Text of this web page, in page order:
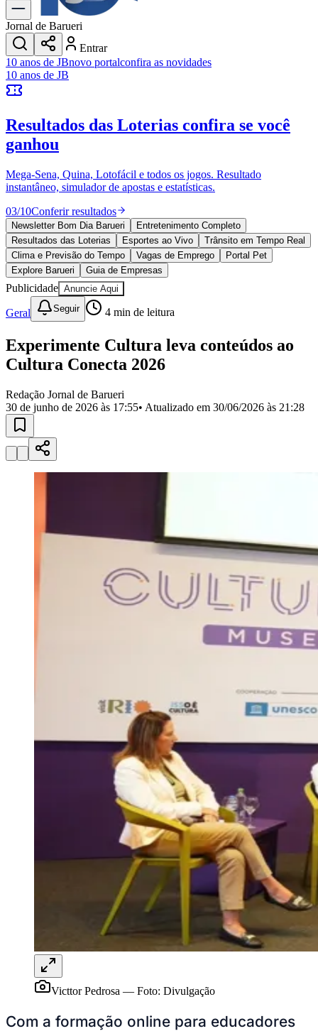
Dia a Dia & Lazer
Transportes
Gastronomia
Cinema & Shows
JogosNovo
Anuncie no Portal
Cadastrar Empresa
Divulgar Vagas
Política
Esportes
Saúde
Segurança
Cultura
Meio Ambiente
Obras
Educação
Bairros de Barueri
Selecione sua regiãoPara notícias da sua região
JubranBelvalBethavilleBoa
VistaCalifórnia CarapicuíbaCentroChácaras MarcoCidades da
Região
Militar
Califórnia Jardim dos Altos
Esperança Jardim Graziela
Jardim Paulista
Jardim São Silvestre
Nova Aldeinha
Parque Santa Luzia
do Bom JesusRecanto Phrynéa
Santana de
Vale do SolVila BarrosVila Boa VistaVila
Vila MárciaVila Nossa Sra. da
Votupoca
Hospitais Estaduais
Cidades da Região
OsascoCarapicuíbaJandira
Araçariguama CajamarCaieiras
Francisco MoratoTaboão da Serra Embu das Artes
São Roque
Novo
Portal Educacional
Agenda de Vestibulares
Vagas de Emprego
Panorama Econômico
Panorama Econômico
Para Sua Empresa
Jornal de Barueri
Entrar
10 anos de JBnovo portalconfira as novidades
10 anos de JB
Resultados das Loterias confira se você
ganhou
Mega-Sena, Quina, Lotofácil e todos os jogos. Resultado
instantâneo, simulador de apostas e estatísticas.
03/10Conferir resultados
Newsletter Bom Dia Barueri
Entretenimento Completo
Resultados das Loterias
Esportes ao Vivo
Trânsito em Tempo Real
Clima e Previsão do Tempo
Vagas de Emprego
Portal Pet
Explore Barueri
Guia de Empresas
Publicidade Anuncie Aqui
Geral Seguir 4 min de leitura
Experimente Cultura leva conteúdos ao
Cultura Conecta 2026
Redação Jornal de Barueri
30 de junho de 2026 às 17:55• Atualizado em 30/06/2026 às 21:28
Victtor Pedrosa — Foto: Divulgação
Com a formação online para educadores